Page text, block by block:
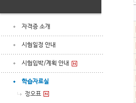
자격증 소개
시험일정 안내
시험임박/계획 안내
학습자료실
정오표